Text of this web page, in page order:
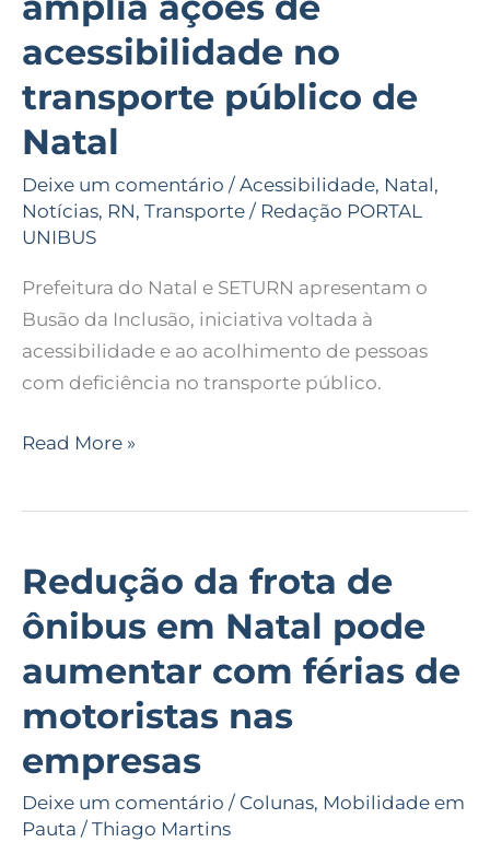
acessibilidade no
transporte público de
Natal
Deixe um comentário / Acessibilidade, Natal,
Notícias, RN, Transporte / Redação PORTAL
UNIBUS
Prefeitura do Natal e SETURN apresentam o
Busão da Inclusão, iniciativa voltada à
acessibilidade e ao acolhimento de pessoas
com deficiência no transporte público.
Read More »
Redução da frota de
ônibus em Natal pode
aumentar com férias de
motoristas nas
empresas
Deixe um comentário / Colunas, Mobilidade em
Pauta / Thiago Martins
Redução
frota
de
em
Natal
pode
aumentar